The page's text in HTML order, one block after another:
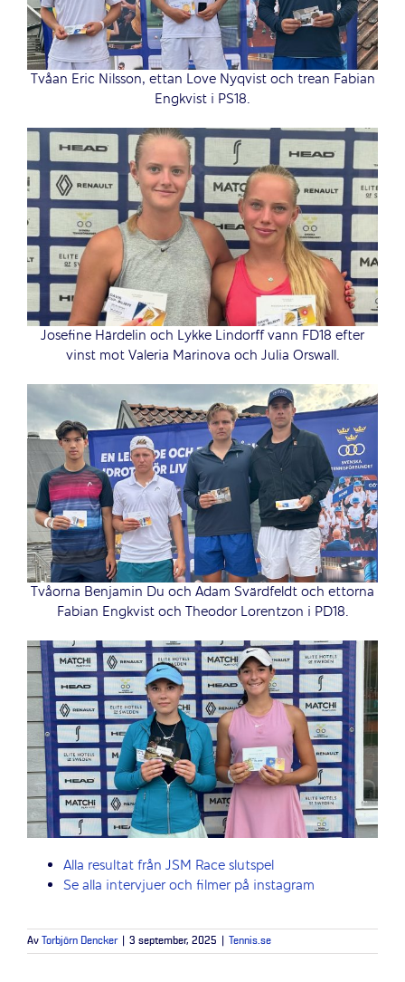
Tvåan Eric Nilsson, ettan Love Nyqvist och trean Fabian
Engkvist i PS18.
Josefine Härdelin och Lykke Lindorff vann FD18 efter
vinst mot Valeria Marinova och Julia Orswall.
Tvåorna Benjamin Du och Adam Svärdfeldt och ettorna
Fabian Engkvist och Theodor Lorentzon i PD18.
Alla resultat från JSM Race slutspel
Se alla intervjuer och filmer på instagram
Av Torbjörn Dencker 3 september, 2025 Tennis.se